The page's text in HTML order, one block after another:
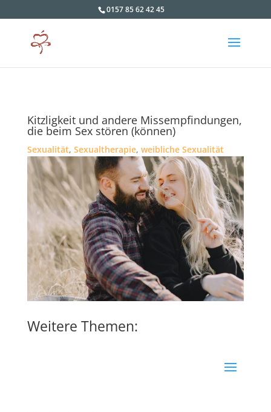
0157 85 62 42 45
Kitzligkeit und andere Missempfindungen,
die beim Sex stören (können)
Sexualität, Sexualtherapie, weibliche Sexualität
Weitere Themen: